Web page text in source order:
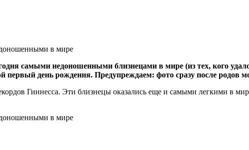
самыми недоношенными близнецами в мире (из тех, кого
первый день рождения. Предупреждаем: фото сразу после родов
Гиннесса. Эти близнецы оказались еще и самыми легкими в